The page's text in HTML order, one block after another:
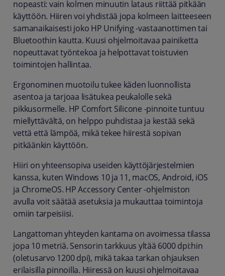
nopeasti: vain kolmen minuutin lataus riittää pitkään
käyttöön. Hiiren voi yhdistää jopa kolmeen laitteeseen
samanaikaisesti joko HP Unifying -vastaanottimen tai
Bluetoothin kautta. Kuusi ohjelmoitavaa painiketta
nopeuttavat työntekoa ja helpottavat toistuvien
toimintojen hallintaa.
Ergonominen muotoilu tukee käden luonnollista
asentoa ja tarjoaa lisätukea peukalolle sekä
pikkusormelle. HP Comfort Silicone -pinnoite tuntuu
miellyttävältä, on helppo puhdistaa ja kestää sekä
vettä että lämpöä, mikä tekee hiirestä sopivan
pitkäänkin käyttöön.
Hiiri on yhteensopiva useiden käyttöjärjestelmien
kanssa, kuten Windows 10 ja 11, macOS, Android, iOS
ja ChromeOS. HP Accessory Center -ohjelmiston
avulla voit säätää asetuksia ja mukauttaa toimintoja
omiin tarpeisiisi.
Langattoman yhteyden kantama on avoimessa tilassa
jopa 10 metriä. Sensorin tarkkuus yltää 6000 dpi:hin
(oletusarvo 1200 dpi), mikä takaa tarkan ohjauksen
erilaisilla pinnoilla. Hiiressä on kuusi ohjelmoitavaa